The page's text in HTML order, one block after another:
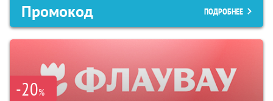
Промокод ПОДРОБНЕЕ
-20%